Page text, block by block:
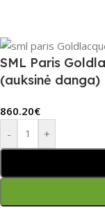
SML Paris
(auksinė danga)
860.20€
-
+